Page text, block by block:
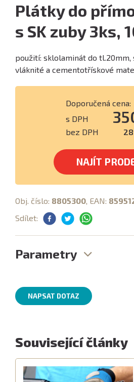
Plátky do
s SK zuby 3ks,
použití: sklolaminát do
vláknité a cementotřískové
Doporučená cena:
s DPH
bez DPH
NAJÍT
Obj. číslo: 8805300, EAN:
Sdílet:
Parametry
NAPSAT DOTAZ
Související články